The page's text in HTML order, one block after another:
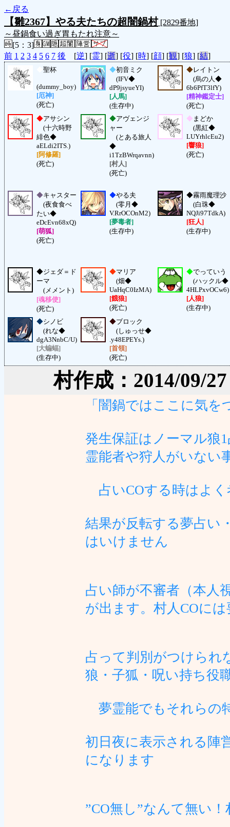
←戻る
【雛2367】やる夫たちの超闇鍋村[2829番地]
～昼鍋食い過ぎ胃もたれ注意～
[5：3]
前 1 2 3 4 5 6 7 後 [逆] [霊] [逝] [役] [時] [顔] [観] [狼] [結]
聖杯
(dummy_boy)
[厄神]
(死亡)
◆初音ミク
(IFV◆
dP9jsyueYI)
[人馬]
(生存中)
◆レイトン
(烏の人◆
6b6PfT3lfY)
[精神鑑定士]
(死亡)
◆アサシン
(十六時野
緋色◆
aELdi2ITS.)
[阿修羅]
(死亡)
◆アヴェンジ
ャー
(とある旅人
◆
i1TzBWrqavnn)
[村人]
(死亡)
◆ まどか
(黒紅◆
LUYrhlcEu2)
[響狼]
(死亡)
◆キャスター
(夜食食べ
たい◆
eDcEvn68xQ)
[萌狐]
(死亡)
◆やる夫
(零月◆
V.RrOCOnM2)
[夢毒者]
(生存中)
◆霧雨魔理沙
(白珠◆
NQJi97TdkA)
[狂人]
(生存中)
◆ジェダ＝ド
ーマ
(メメント)
[魂移使]
(死亡)
◆マリア
(畑◆
UaHqC0IzMA)
[餓狼]
(死亡)
◆でっていう
(ハックル◆
4HLPxvOCw6)
[人狼]
(生存中)
◆シノビ
(れな◆
dgA3NnbC/U)
[大蝙蝠]
(生存中)
◆ブロック
(しゅっせ◆
.y48EPEYs.)
[首領]
(死亡)
村作成：2014/09/
「闇鍋ではここに気を
発生保証はノーマル狼
霊能者や狩人がいない
占いCOする時はよ
結果が反転する夢占い
はいけません
占い師が不審者（本人
が出ます。村人COには
占って判別がつけられ
狼・子狐・呪い持ち役
夢霊能でもそれらの
初日夜に表示される
になります
”CO無し”なんて無い